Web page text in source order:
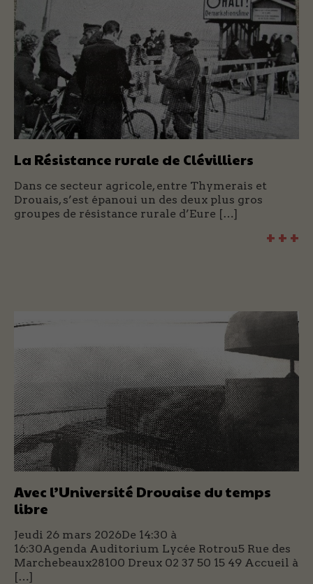
La Résistance rurale de Clévilliers
Dans ce secteur agricole, entre Thymerais et
Drouais, s’est épanoui un des deux plus gros
groupes de résistance rurale d’Eure […]
+ + +
Avec l’Université Drouaise du temps
libre
Jeudi 26 mars 2026De 14:30 à
16:30Agenda Auditorium Lycée Rotrou5 Rue des
Marchebeaux28100 Dreux 02 37 50 15 49 Accueil à
[…]